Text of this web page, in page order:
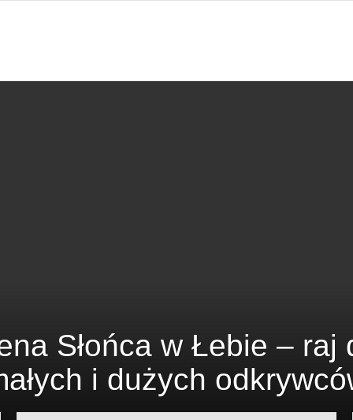
Słońca w Łebie – raj
i dużych